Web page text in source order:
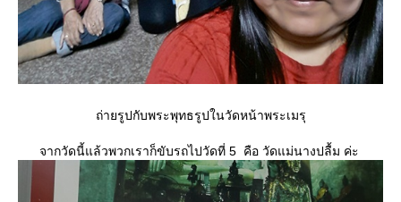
ถ่ายรูปกับพระพุทธรูปในวัดหน้าพระเมรุ
จากวัดนี้แล้วพวกเราก็ขับรถไปวัดที่ 5 คือ วัดแม่นางปลื้ม ค่ะ